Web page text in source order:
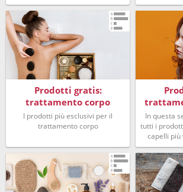
Prodotti gratis:
trattamento corpo
I prodotti più esclusivi per il
trattamento corpo
In questa
tutti i
capelli più